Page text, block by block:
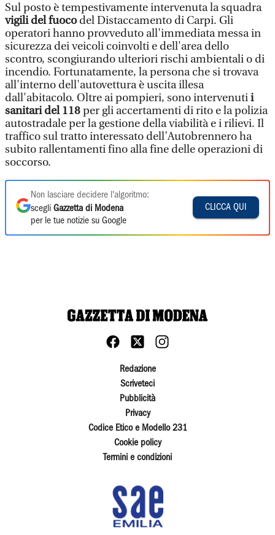
Sul posto è tempestivamente intervenuta la squadra
vigili del fuocodel Distaccamento di Carpi. Gli
operatori hanno provveduto all'immediata messa in
sicurezza dei veicoli coinvolti e dell'area dello
scontro, scongiurando ulteriori rischi ambientali o di
incendio. Fortunatamente, la persona che si trovava
all'interno dell'autovettura è uscita illesa
dall'abitacolo. Oltre ai pompieri, sono intervenutii
sanitari del 118per gli accertamenti di rito e la polizia
autostradale per la gestione della viabilità e i rilievi. Il
traffico sul tratto interessato dell’Autobrennero ha
subito rallentamenti fino alla fine delle operazioni di
soccorso.
Non lasciare decidere l'algoritmo:
scegli Gazzetta di Modena
per le tue notizie su Google
CLICCA QUI
Redazione
Scriveteci
Pubblicità
Privacy
Codice Etico e Modello 231
Cookie policy
Termini e condizioni